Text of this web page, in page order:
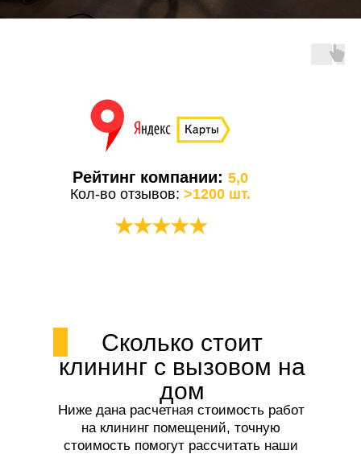
Рейтинг компании:5,0
Кол-во отзывов:>1200 шт.
★★★★★
Сколько стоит
клининг с вызовом на
дом
Ниже дана расчетная стоимость работ
на клининг помещений, точную
стоимость помогут рассчитать наши